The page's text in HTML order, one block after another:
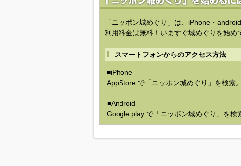
「ニッポン城めぐり」は、iPhone・
利用料金は無料！いますぐ城めぐりを始め
スマートフォンからのアクセス方法
■iPhone
AppStore で「ニッポン城めぐり」を検索。
■Android
Google play で「ニッポン城めぐり」を検